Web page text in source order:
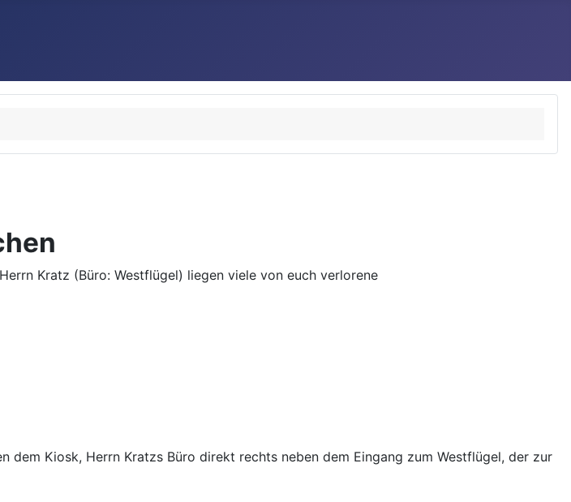
Kratz (Büro: Westflügel) liegen viele von euch verlorene
dem Kiosk, Herrn Kratzs Büro direkt rechts neben dem Eingang zum Westflügel, der zur